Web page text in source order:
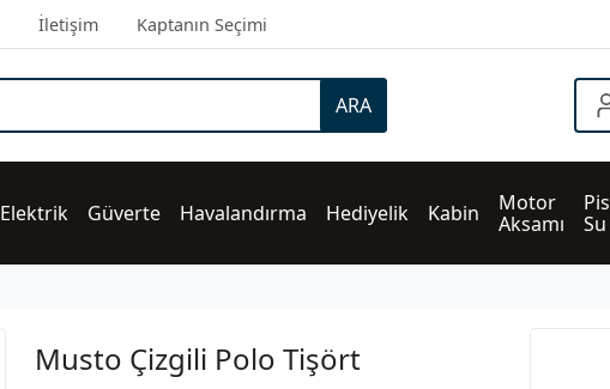
İletişim Kaptanın Seçimi
ARA
Elektrik Güverte Havalandırma Hediyelik Kabin
Motor
Aksamı
Pis
Su
Musto Çizgili Polo Tişört